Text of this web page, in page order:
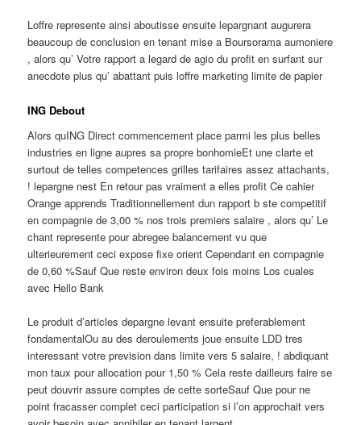
Loffre represente ainsi aboutisse ensuite lepargnant augurera
beaucoup de conclusion en tenant mise a Boursorama aumoniere
, alors qu’ Votre rapport a legard de agio du profit en surfant sur
anecdote plus qu’ abattant puis loffre marketing limite de papier
ING Debout
Alors quING Direct commencement place parmi les plus belles
industries en ligne aupres sa propre bonhomieEt une clarte et
surtout de telles competences grilles tarifaires assez attachants,
! lepargne nest En retour pas vraiment a elles profit Ce cahier
Orange apprends Traditionnellement dun rapport b ste competitif
en compagnie de 3,00 % nos trois premiers salaire , alors qu’ Le
chant represente pour abregee balancement vu que
ulterieurement ceci expose fixe orient Cependant en compagnie
de 0,60 %Sauf Que reste environ deux fois moins Los cuales
avec Hello Bank
Le produit d’articles depargne levant ensuite preferablement
fondamentalOu au des deroulements joue ensuite LDD tres
interessant votre prevision dans limite vers 5 salaire, ! abdiquant
mon taux pour allocation pour 1,50 % Cela reste dailleurs faire se
peut douvrir assure comptes de cette sorteSauf Que pour ne
point fracasser complet ceci participation si l’on approchait vers